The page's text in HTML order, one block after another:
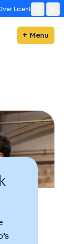
Licent
Menu